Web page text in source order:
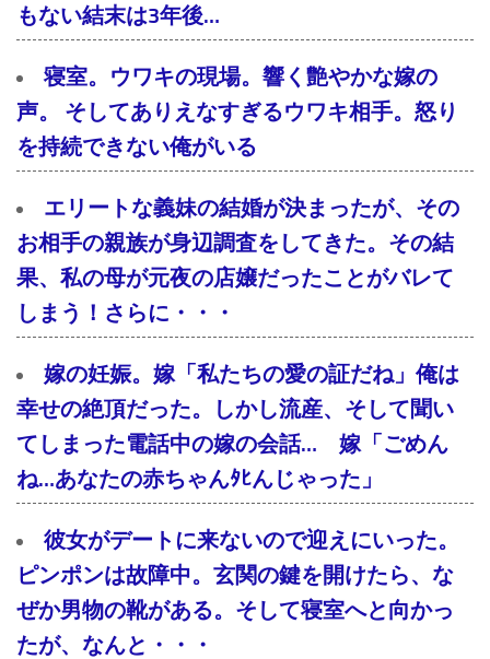
もない結末は3年後…
寝室。ウワキの現場。響く艶やかな嫁の
声。 そしてありえなすぎるウワキ相手。怒り
を持続できない俺がいる
エリートな義妹の結婚が決まったが、その
お相手の親族が身辺調査をしてきた。その結
果、私の母が元夜の店嬢だったことがバレて
しまう！さらに・・・
嫁の妊娠。嫁「私たちの愛の証だね」俺は
幸せの絶頂だった。しかし流産、そして聞い
てしまった電話中の嫁の会話… 嫁「ごめん
ね…あなたの赤ちゃんﾀﾋんじゃった」
彼女がデートに来ないので迎えにいった。
ピンポンは故障中。玄関の鍵を開けたら、な
ぜか男物の靴がある。そして寝室へと向かっ
たが、なんと・・・